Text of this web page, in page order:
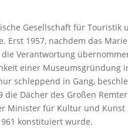
Gesellschaft für Touristik
1957, nachdem das
Verantwortung
einer Museumsgründung
schleppend in Gang,
Dächer des Großen
Minister für Kultur und
konstituiert wurde.